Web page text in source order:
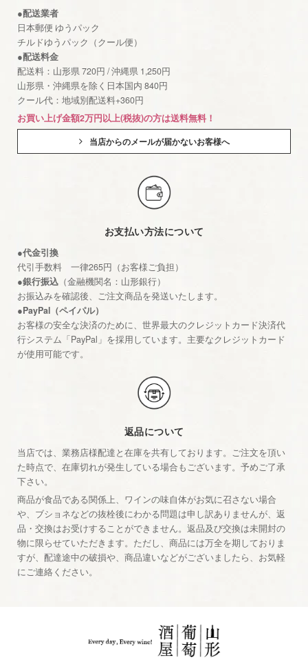
●配送業者
日本郵便 ゆうパック
チルドゆうパック（クール便）
●配送料金
配送料：山形県 720円 / 沖縄県 1,250円
山形県・沖縄県を除く日本国内 840円
クール代：地域別配送料+360円
お買い上げ金額2万円以上(税抜)の方は送料無料！
当店からのメールが届かないお客様へ
お支払い方法について
●代金引換
代引手数料 一律265円（お客様ご負担）
●銀行振込 （金融機関名：山形銀行）
お振込みを確認後、ご注文商品を発送いたします。
●PayPal（ペイパル）
お客様の安全な決済のために、世界最大のクレジットカード決済代
行システム「PayPal」を採用しています。主要なクレジットカード
が使用可能です。
返品について
当店では、業務店様配達と在庫を共有しております。ご注文を頂い
た時点で、在庫切れが発生している場合もございます。予めご了承
下さい。
商品が食品である関係上、ワインの味自体がお気に召さない場合
や、ブショネなどの抜栓後にわかる問題は申し訳ありませんが、返
品・交換はお受けすることができません。返品及び交換は未開封の
物に限らせていただきます。ただし、商品には万全を期しておりま
すが、配達途中の破損や、商品違いなどがございましたら、お気軽
にご連絡ください。